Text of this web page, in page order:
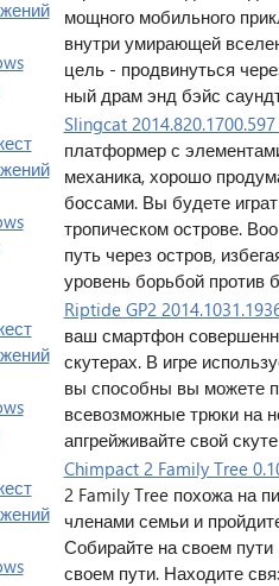
мощного мобильного
внутри умирающей
цель - продвинуться
ный драм энд бэйс
Slingcat
платформер с
механика, хорошо
боссами. Вы будете
тропическом острове.
путь через остров,
уровень борьбой против
Riptide GP2
ваш смартфон
скутерах. В игре
вы способны вы можете
всевозможные трюки на
апгрейживайте свой
Chimpact 2 Family Tree
2 Family Tree похожа на
членами семьи и
Собирайте на своем
своем пути. Находите